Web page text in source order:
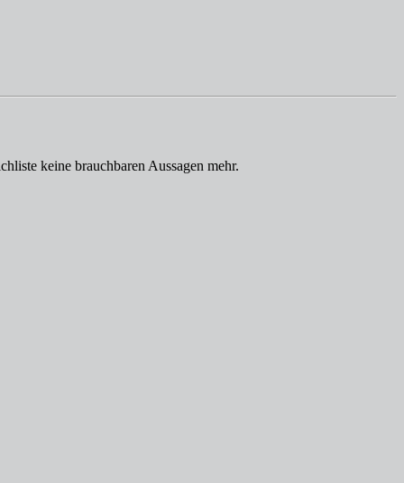
keine brauchbaren Aussagen mehr.